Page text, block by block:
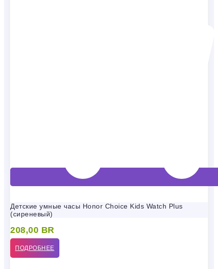
Детские умные часы Honor Choice Kids Watch Plus
(сиреневый)
208,00 BR
ПОДРОБНЕЕ